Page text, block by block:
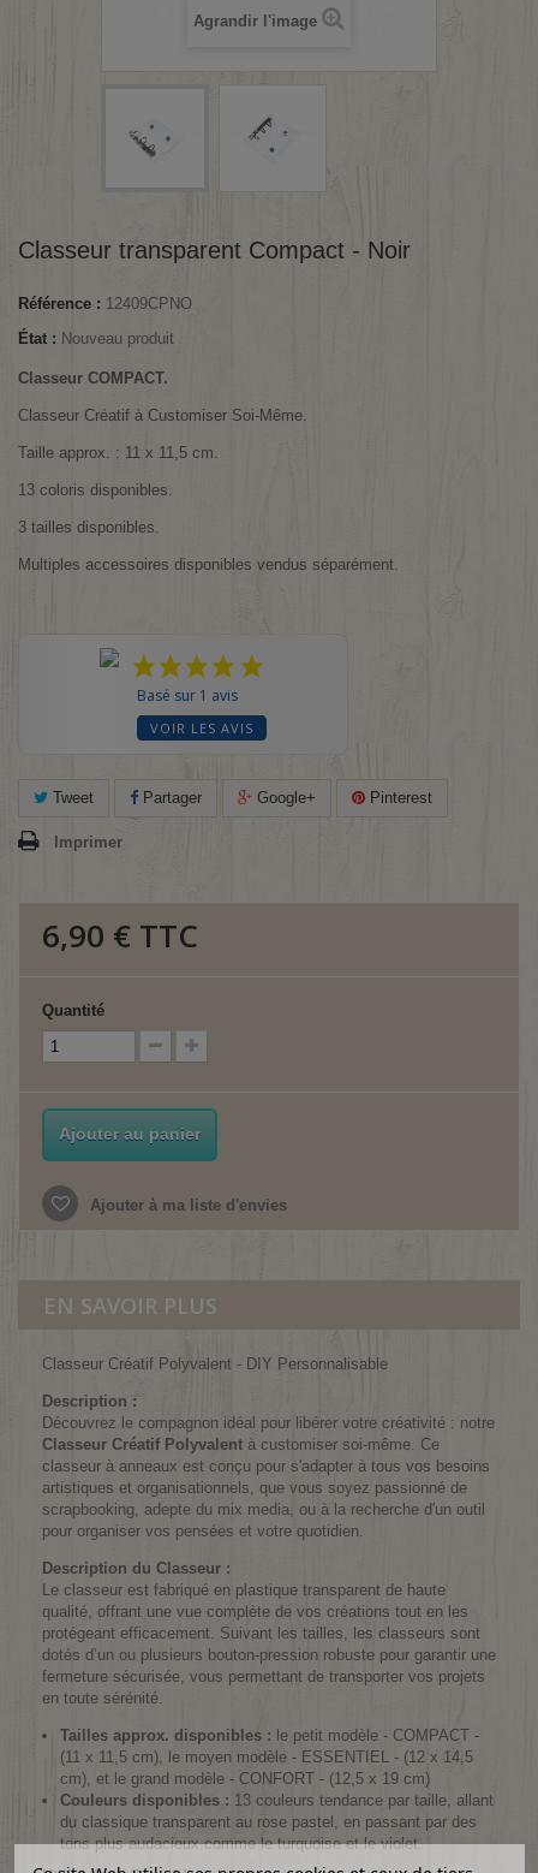
Agrandir l'image
Classeur transparent Compact - Noir
Référence : 12409CPNO
État : Nouveau produit
Classeur COMPACT.
Classeur Créatif à Customiser Soi-Même.
Taille approx. : 11 x 11,5 cm.
13 coloris disponibles.
3 tailles disponibles.
Multiples accessoires disponibles vendus séparément.
Basé sur 1 avis
VOIR LES AVIS
Tweet Partager Google+ Pinterest
Imprimer
6,90 € TTC
Quantité
Ajouter au panier
Ajouter à ma liste d'envies
EN SAVOIR PLUS
Classeur Créatif Polyvalent - DIY Personnalisable
Description :
Découvrez le compagnon idéal pour libérer votre créativité : notre
Classeur Créatif Polyvalent à customiser soi-même. Ce
classeur à anneaux est conçu pour s'adapter à tous vos besoins
artistiques et organisationnels, que vous soyez passionné de
scrapbooking, adepte du mix media, ou à la recherche d'un outil
pour organiser vos pensées et votre quotidien.
Description du Classeur :
Le classeur est fabriqué en plastique transparent de haute
qualité, offrant une vue complète de vos créations tout en les
protégeant efficacement. Suivant les tailles, les classeurs sont
dotés d’un ou plusieurs bouton-pression robuste pour garantir une
fermeture sécurisée, vous permettant de transporter vos projets
en toute sérénité.
Tailles approx. disponibles : le petit modèle - COMPACT -
(11 x 11,5 cm), le moyen modèle - ESSENTIEL - (12 x 14,5
cm), et le grand modèle - CONFORT - (12,5 x 19 cm)
Couleurs disponibles : 13 couleurs tendance par taille, allant
du classique transparent au rose pastel, en passant par des
tons plus audacieux comme le turquoise et le violet.